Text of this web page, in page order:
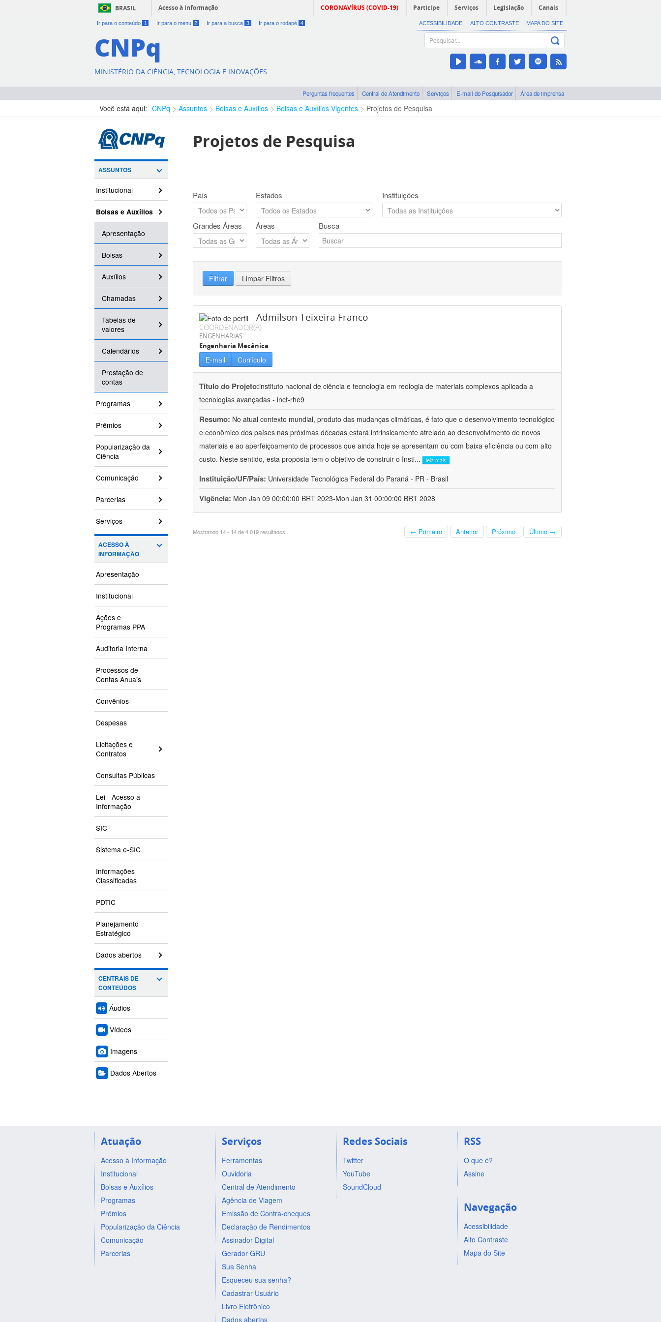
BRASIL Acesso à informação CORONAVÍRUS (COVID-19) Participe Serviços Legislação Canais
Ir para o conteúdo 1 Ir para o menu 2 Ir para a busca 3 Ir para o rodapé 4 ACESSIBILIDADE ALTO CONTRASTE MAPA DO SITE
CNPq
MINISTÉRIO DA CIÊNCIA, TECNOLOGIA E INOVAÇÕES
Perguntas frequentes Central de Atendimento Serviços E-mail do Pesquisador Área de imprensa
Você está aqui: CNPq Assuntos Bolsas e Auxílios Bolsas e Auxílios Vigentes Projetos de Pesquisa
ASSUNTOS
Institucional
Bolsas e Auxílios
Apresentação
Bolsas
Auxílios
Chamadas
Tabelas de
valores
Calendários
Prestação de
contas
Programas
Prêmios
Popularização da
Ciência
Comunicação
Parcerias
Serviços
ACESSO À
INFORMAÇÃO
Apresentação
Institucional
Ações e
Programas PPA
Auditoria Interna
Processos de
Contas Anuais
Convênios
Despesas
Licitações e
Contratos
Consultas Públicas
Lei - Acesso a
Informação
SIC
Sistema e-SIC
Informações
Classificadas
PDTIC
Planejamento
Estratégico
Dados abertos
CENTRAIS DE
CONTEÚDOS
Áudios
Vídeos
Imagens
Dados Abertos
Projetos de Pesquisa
País Estados Instituições
Grandes Áreas Áreas Busca
Filtrar Limpar Filtros
Admilson Teixeira Franco
COORDENADOR(A)
ENGENHARIAS
Engenharia Mecânica
E-mail Currículo
Título do Projeto:instituto nacional de ciência e tecnologia em reologia de materiais complexos aplicada a
tecnologias avançadas - inct-rhe9
Resumo: No atual contexto mundial, produto das mudanças climáticas, é fato que o desenvolvimento tecnológico
e econômico dos países nas próximas décadas estará intrinsicamente atrelado ao desenvolvimento de novos
materiais e ao aperfeiçoamento de processos que ainda hoje se apresentam ou com baixa eficiência ou com alto
custo. Neste sentido, esta proposta tem o objetivo de construir o Insti... leia mais
Instituição/UF/País: Universidade Tecnológica Federal do Paraná - PR - Brasil
Vigência: Mon Jan 09 00:00:00 BRT 2023-Mon Jan 31 00:00:00 BRT 2028
Mostrando 14 - 14 de 4.019 resultados. ← Primeiro Anterior Próximo Último →
Atuação
Acesso à Informação
Institucional
Bolsas e Auxílios
Programas
Prêmios
Popularização da Ciência
Comunicação
Parcerias
Serviços
Ferramentas
Ouvidoria
Central de Atendimento
Agência de Viagem
Emissão de Contra-cheques
Declaração de Rendimentos
Assinador Digital
Gerador GRU
Sua Senha
Esqueceu sua senha?
Cadastrar Usuário
Livro Eletrônico
Dados abertos
Redes Sociais
Twitter
YouTube
SoundCloud
RSS
O que é?
Assine
Navegação
Acessibilidade
Alto Contraste
Mapa do Site